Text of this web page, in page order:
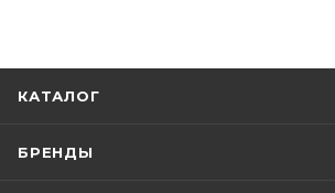
КАТАЛОГ
БРЕНДЫ